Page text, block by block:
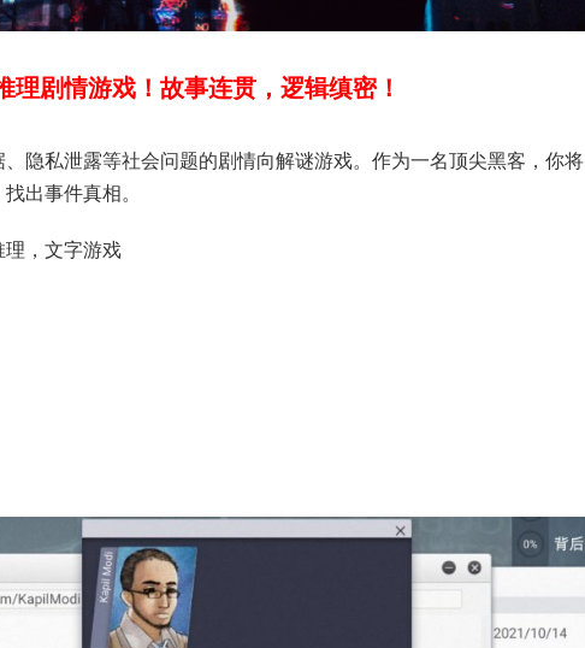
剧情游戏！故事连贯，逻辑缜密！
隐私泄露等社会问题的剧情向解谜游戏。作为一名顶尖黑客，你将
出事件真相。
，文字游戏